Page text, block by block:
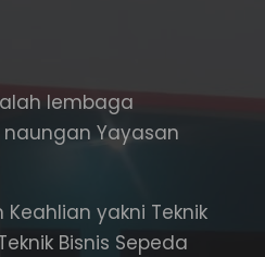
lembaga
Yayasan
yakni Teknik
Bisnis Sepeda